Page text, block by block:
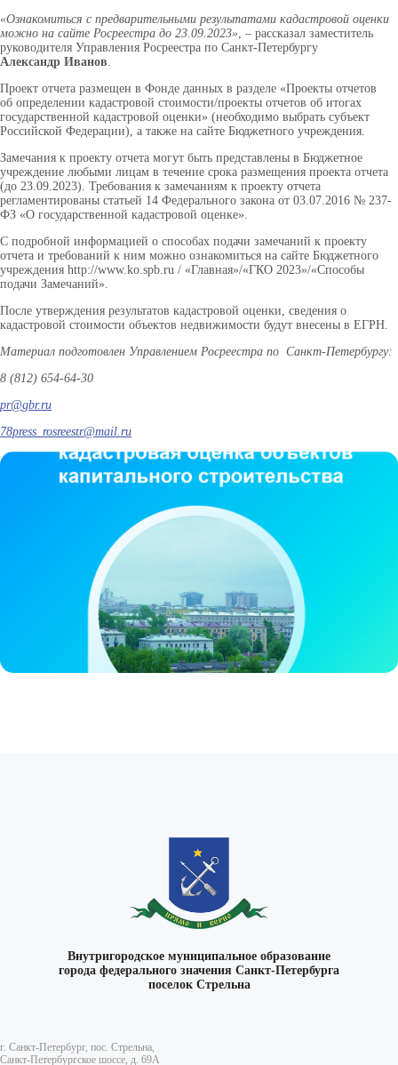
«Ознакомиться с предварительными результатами кадастровой оценки
можно на сайте Росреестра до 23.09.2023» , – рассказал заместитель
руководителя Управления Росреестра по Санкт-Петербургу
Александр Иванов
Проект отчета размещен в Фонде данных в разделе «Проекты отчетов
об определении кадастровой стоимости/проекты отчетов об итогах
государственной кадастровой оценки» (необходимо выбрать субъект
Российской Федерации), а также на сайте Бюджетного учреждения.
Замечания к проекту отчета могут быть представлены в Бюджетное
учреждение любыми лицам в течение срока размещения проекта отчета
(до 23.09.2023). Требования к замечаниям к проекту отчета
регламентированы статьей 14 Федерального закона от 03.07.2016 № 237-
ФЗ «О государственной кадастровой оценке».
С подробной информацией о способах подачи замечаний к проекту
отчета и требований к ним можно ознакомиться на сайте Бюджетного
учреждения http://www.ko.spb.ru / «Главная»/«ГКО 2023»/«Способы
подачи Замечаний».
После утверждения результатов кадастровой оценки, сведения о
кадастровой стоимости объектов недвижимости будут внесены в ЕГРН.
Материал подготовлен Управлением Росреестра по Санкт-Петербургу:
8 (812) 654-64-30
pr@gbr.ru
78press_rosreestr@mail.ru
Внутригородское муниципальное образование
города федерального значения Санкт-Петербурга
поселок Стрельна
г. Санкт-Петербург, пос. Стрельна,
Санкт-Петербургское шоссе, д. 69А